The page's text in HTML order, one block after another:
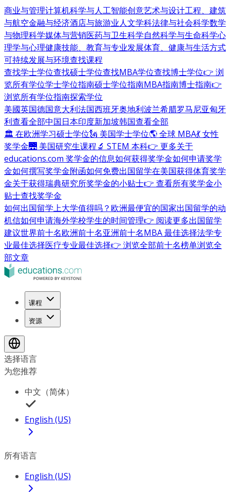
商业与管理计算机科学与人工智能创意艺术与设计工程、建筑
与航空金融与经济酒店与旅游业人文学科法律与社会科学数学
与物理科学媒体与营销医药与卫生科学自然科学与生命科学心
理学与心理健康技能、教育与专业发展体育、健康与生活方式
可持续发展与环境查找课程
查找学士学位查找硕士学位查找MBA学位查找博士学位👉 浏
览所有学位学士学位指南硕士学位指南MBA指南博士指南👉
浏览所有学位指南探索学位
美國英国德国意大利法国西班牙奥地利波兰希腊罗马尼亚匈牙
利查看全部中国日本印度新加坡韩国查看全部
🏛 在欧洲学习硕士学位🗽 美国学士学位🌎 全球 MBA💃 女性
奖学金🌉 美国研究生课程🔬 STEM 本科👉 更多关于
educations.com 奖学金的信息如何获得奖学金如何申请奖学
金如何撰写奖学金附函如何免费出国留学在美国获得体育奖学
金关于获得瑞典研究所奖学金的小贴士👉 查看所有奖学金小
贴士查找奖学金
如何出国留学上大学值得吗？ 欧洲最便宜的国家出国留学的动
机信如何申请海外学校学生的时间管理👉 阅读更多出国留学
建议世界前十名欧洲前十名亚洲前十名MBA 最佳选择法学专
业最佳选择医疗专业最佳选择👉 浏览全部前十名榜单浏览全
部文章
课程
资源
选择语言
为您推荐
中文（简体）
English (US)
所有语言
English (US)